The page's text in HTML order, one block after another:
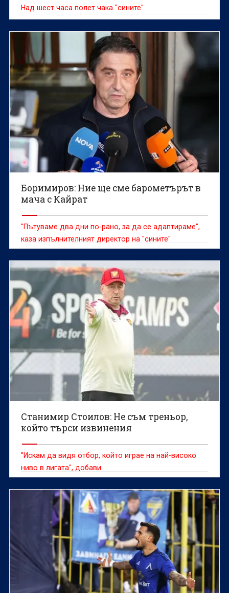
Над шест часа полет чака "сините"
Боримиров: Ние ще сме барометърът в
мача с Кайрат
"Пътуваме два дни по-рано, за да се адаптираме",
каза изпълнителният директор на "сините"
Станимир Стоилов: Не съм треньор,
който търси извинения
"Искам да видя отбор, който играе на най-високо
ниво в лигата", добави